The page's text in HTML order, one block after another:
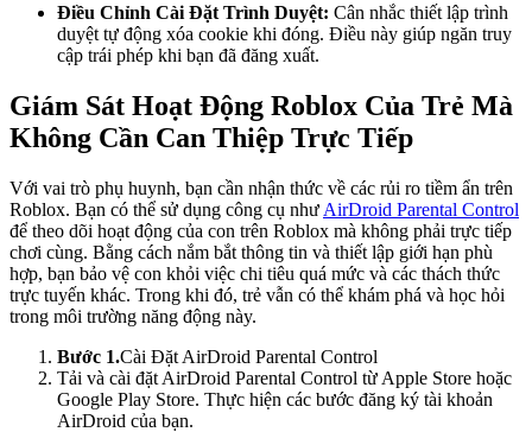
Điều Chỉnh Cài Đặt Trình Duyệt: Cân nhắc thiết lập trình
duyệt tự động xóa cookie khi đóng. Điều này giúp ngăn truy
cập trái phép khi bạn đã đăng xuất.
Giám Sát Hoạt Động Roblox Của Trẻ Mà
Không Cần Can Thiệp Trực Tiếp
Với vai trò phụ huynh, bạn cần nhận thức về các rủi ro tiềm ẩn trên
Roblox. Bạn có thể sử dụng công cụ như AirDroid Parental Control
để theo dõi hoạt động của con trên Roblox mà không phải trực tiếp
chơi cùng. Bằng cách nắm bắt thông tin và thiết lập giới hạn phù
hợp, bạn bảo vệ con khỏi việc chi tiêu quá mức và các thách thức
trực tuyến khác. Trong khi đó, trẻ vẫn có thể khám phá và học hỏi
trong môi trường năng động này.
Bước 1.Cài Đặt AirDroid Parental Control
Tải và cài đặt AirDroid Parental Control từ Apple Store hoặc
Google Play Store. Thực hiện các bước đăng ký tài khoản
AirDroid của bạn.